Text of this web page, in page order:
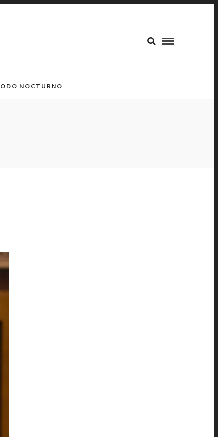
NOCTURNO